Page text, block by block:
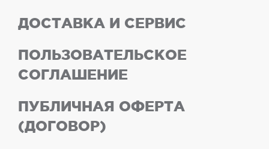
ДОСТАВКА И СЕРВИС
ПОЛЬЗОВАТЕЛЬСКОЕ
СОГЛАШЕНИЕ
ПУБЛИЧНАЯ ОФЕРТА
(ДОГОВОР)